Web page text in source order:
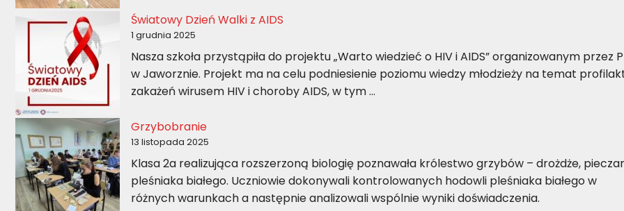
Światowy Dzień Walki z AIDS
1 grudnia 2025
Nasza szkoła przystąpiła do projektu „Warto wiedzieć o HIV i AIDS” organizowanym przez
w Jaworznie. Projekt ma na celu podniesienie poziomu wiedzy młodzieży na temat
zakażeń wirusem HIV i choroby AIDS, w tym …
Grzybobranie
13 listopada 2025
Klasa 2a realizująca rozszerzoną biologię poznawała królestwo grzybów – drożdże,
pleśniaka białego. Uczniowie dokonywali kontrolowanych hodowli pleśniaka białego w
różnych warunkach a następnie analizowali wspólnie wyniki doświadczenia.